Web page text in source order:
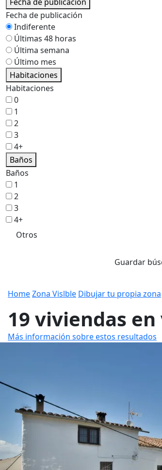
Fecha de publicación
Indiferente
Últimas 48 horas
Última semana
Último mes
Habitaciones
Habitaciones
0
1
2
3
4+
Baños
Baños
1
2
3
4+
Otros
Guardar
HomeZona Vislble Dibujar tu propia zona
19 viviendas
Más información sobre estos resultados